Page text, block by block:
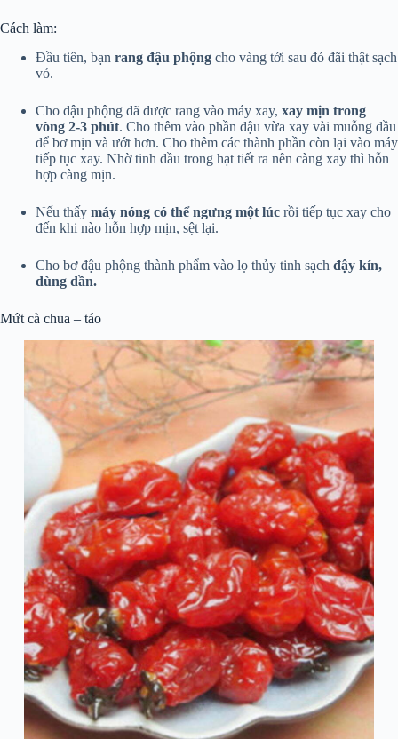
Cách làm:
Đầu tiên, bạn rang đậu phộng cho vàng tới sau đó đãi thật sạch
vỏ.
Cho đậu phộng đã được rang vào máy xay, xay mịn trong
vòng 2-3 phút. Cho thêm vào phần đậu vừa xay vài muỗng dầu
để bơ mịn và ướt hơn. Cho thêm các thành phần còn lại vào máy
tiếp tục xay. Nhờ tinh dầu trong hạt tiết ra nên càng xay thì hỗn
hợp càng mịn.
Nếu thấy máy nóng có thể ngưng một lúc rồi tiếp tục xay cho
đến khi nào hỗn hợp mịn, sệt lại.
Cho bơ đậu phộng thành phẩm vào lọ thủy tinh sạch đậy kín,
dùng dần.
Mứt cà chua – táo